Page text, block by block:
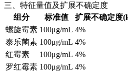
三、特征量值及扩展不确定度
组分
标准值 扩展不确定度
螺旋霉素 100μg/mL 4%
泰乐菌素 100μg/mL 4%
红霉素
100μg/mL 4%
罗红霉素 100μg/mL 4%